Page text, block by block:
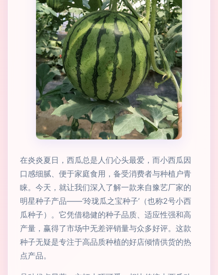
在炎炎夏日，西瓜总是人们心头最爱，而小西瓜因
口感细腻、便于家庭食用，备受消费者与种植户青
睐。今天，就让我们深入了解一款来自豫艺厂家的
明星种子产品——‘玲珑瓜之宝种子’（也称2号小西
瓜种子）。它凭借稳健的种子品质、适应性强和高
产量，赢得了市场中无差评销量与众多好评。这款
种子无疑是专注于高品质种植的好店倾情供货的热
点产品。